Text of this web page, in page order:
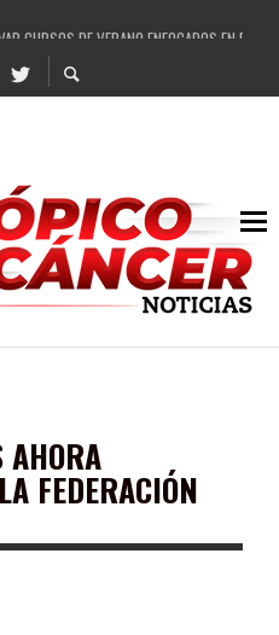
CURSOS DE VERANO ENFOCADOS EN
14 COMISARIADOS DE GUADALUPE APOYO A
LA EDUCACIÓN EN LA ZACATECANA
FEMSA GENERAN MÁS DE 3 MIL EMPLEOS
TRAJO BENEFICIO DIRECTO A GUADALUPE:
ZACATECANA VICTORIA HERNÁNDEZ
SALDÍVAR A 500 NUEVAS EMPRESARIAS
BENEFICIADAS DEL PROGRAMA
FEDERACIÓN